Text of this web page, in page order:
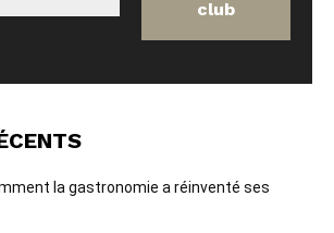
la gastronomie a réinventé ses